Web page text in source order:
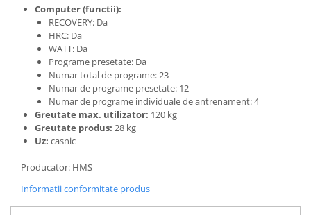
Patine gheata reglabile
Patine gheata fixe
Corturi si casute copii
Baschet
SANIUTE
Mese de Tenis
Articole de plaja
Jucarii pentru copii
Aparate fitness
Computer (functii):
RECOVERY: Da
HRC: Da
WATT: Da
Programe presetate: Da
Numar total de programe: 23
Numar de programe presetate: 12
Numar de programe individuale de antrenament: 4
Greutate max. utilizator: 120 kg
Greutate produs: 28 kg
Uz: casnic
Producator: HMS
Informatii conformitate produs